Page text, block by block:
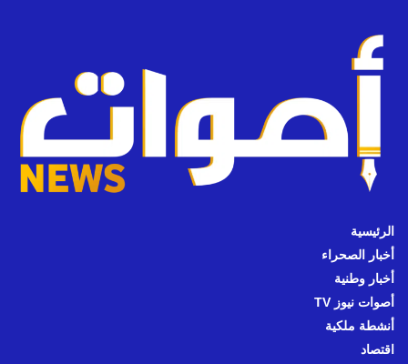
الرئيسية
أخبار الصحراء
أخبار وطنية
أصوات نيوز TV
أنشطة ملكية
اقتصاد